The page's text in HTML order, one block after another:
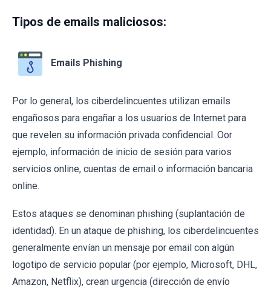
Tipos de emails maliciosos:
Emails Phishing
Por lo general, los ciberdelincuentes utilizan emails
engañosos para engañar a los usuarios de Internet para
que revelen su información privada confidencial. Oor
ejemplo, información de inicio de sesión para varios
servicios online, cuentas de email o información bancaria
online.
Estos ataques se denominan phishing (suplantación de
identidad). En un ataque de phishing, los ciberdelincuentes
generalmente envían un mensaje por email con algún
logotipo de servicio popular (por ejemplo, Microsoft, DHL,
Amazon, Netflix), crean urgencia (dirección de envío